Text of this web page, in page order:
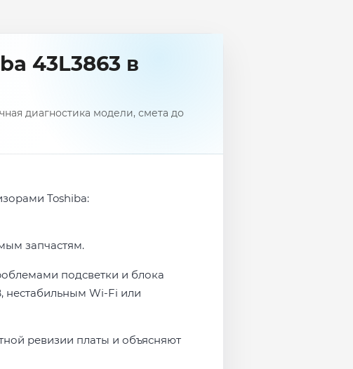
43L3863 в
диагностика модели, смета до
Toshiba:
запчастям.
подсветки и блока
нестабильным Wi-Fi или
ревизии платы и объясняют